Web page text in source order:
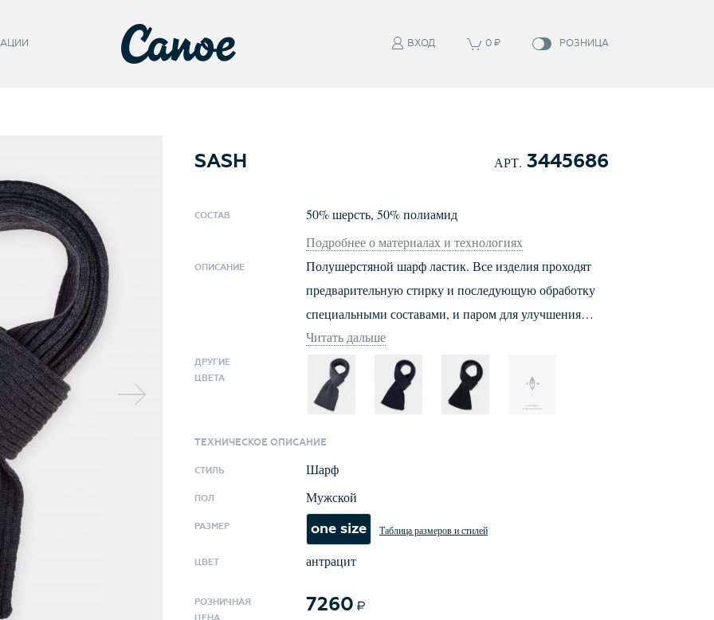
ВХОД 0 ₽ РОЗНИЦА
SASH АРТ. 3445686
СОСТАВ 50%шерсть, 50%полиамид
Подробнее о материалах и технологиях
ОПИСАНИЕ
Полушерстяной шарф ластик. Все изделия проходят
предварительную стирку и последующую обработку
специальными составами, и паром для улучшения
износоустойчивости, комфорта и приятных
тактильных ощущений. Структура шерсти после
обработок по новейшим технологиям приобретает
лёгкость, мягкость, морозоустойчивость, становится
Читать дальше
ДРУГИЕ
ЦВЕТА
ТЕХНИЧЕСКОЕ ОПИСАНИЕ
СТИЛЬ Шарф
ПОЛ Мужской
РАЗМЕР one size Таблица размеров и стилей
ЦВЕТ антрацит
РОЗНИЧНАЯ
7260